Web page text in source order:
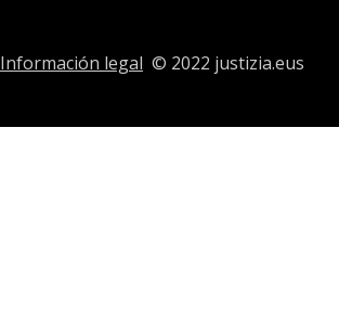
Información legal © 2022 justizia.eus